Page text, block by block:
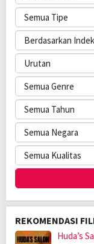
REKOMENDASI
Huda’s